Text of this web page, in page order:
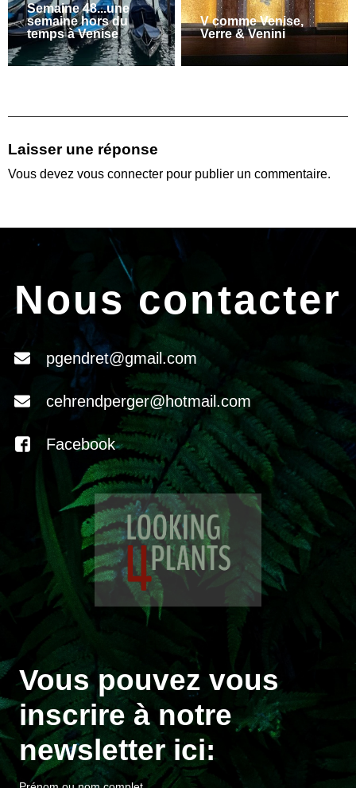
Semaine 48...une
semaine hors du
temps à Venise
V comme Venise,
Verre & Venini
Laisser une réponse
Vous devez vous connecter pour publier un commentaire.
Nous contacter
pgendret@gmail.com
cehrendperger@hotmail.com
Facebook
Vous pouvez vous
inscrire à notre
newsletter ici: